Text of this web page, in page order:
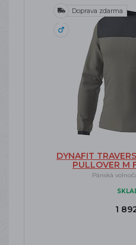
Doprava zdarma
DYNAFIT
PULLOVER M
Pánská
1